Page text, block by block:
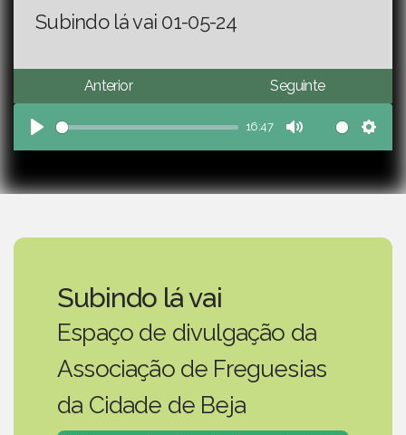
Subindo lá vai 01-05-24
Anterior Seguinte
Play
16:47
Mute
Subindo lá vai
Espaço de divulgação da
Associação de Freguesias
da Cidade de Beja